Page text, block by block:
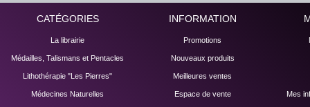
CATÉGORIES
La librairie
Médailles, Talismans et Pentacles
Lithothérapie "Les Pierres"
Médecines Naturelles
INFORMATION
Promotions
Nouveaux produits
Meilleures ventes
Espace de vente Mes